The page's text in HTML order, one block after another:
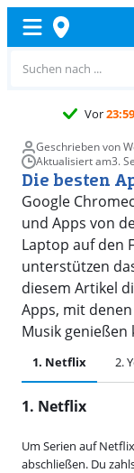
bestellt,
Geschrieben von
Aktualisiert am3.
Die besten
Google
und Apps von
Laptop auf den
unterstützen
diesem Artikel
Apps, mit
Musik genießen
1. Netflix 2.
1. Netflix
Um Serien auf
abschließen. Du